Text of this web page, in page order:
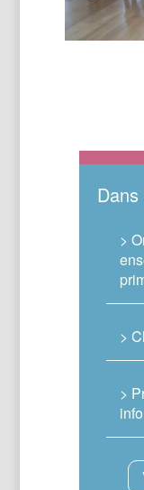
>
>
>